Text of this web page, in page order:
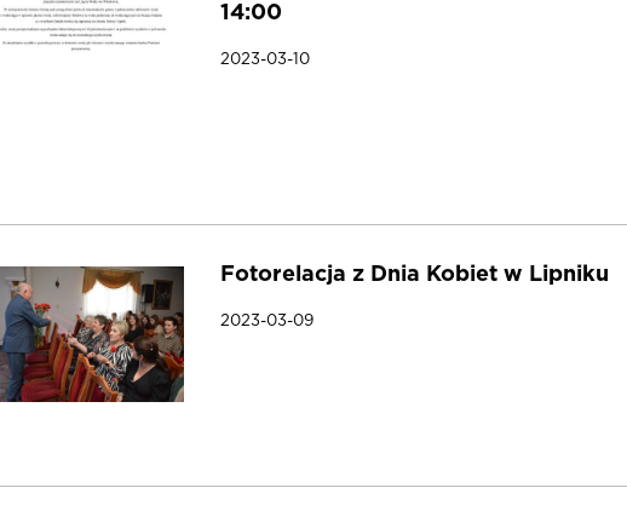
14:00
2023-03-10
Fotorelacja z Dnia Kobiet w Lipniku
2023-03-09